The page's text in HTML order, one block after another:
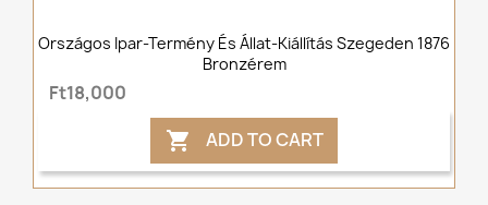
Országos Ipar-Termény És Állat-Kiállítás Szegeden 1876
Bronzérem
Ft18,000
 ADD TO CART